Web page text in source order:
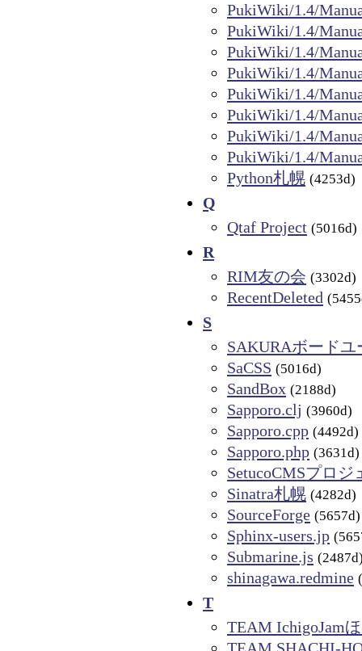
PukiWiki/1.4/
PukiWiki/1.4/
PukiWiki/1.4/
PukiWiki/1.4/
PukiWiki/1.4/
PukiWiki/1.4/
PukiWiki/1.4/
PukiWiki/1.4/
Python札幌 (4253d)
Q
Qtaf Project (5016d)
R
RIM友の会 (3302d)
RecentDeleted
S
SAKURAボード
SaCSS (5016d)
SandBox (2188d)
Sapporo.clj (3960d)
Sapporo.cpp (4492d)
Sapporo.php (3631d)
SetucoCMSプロジ
Sinatra札幌 (4282d)
SourceForge (5657d)
Sphinx-users.jp
Submarine.js
shinagawa.redmine
T
TEAM IchigoJam